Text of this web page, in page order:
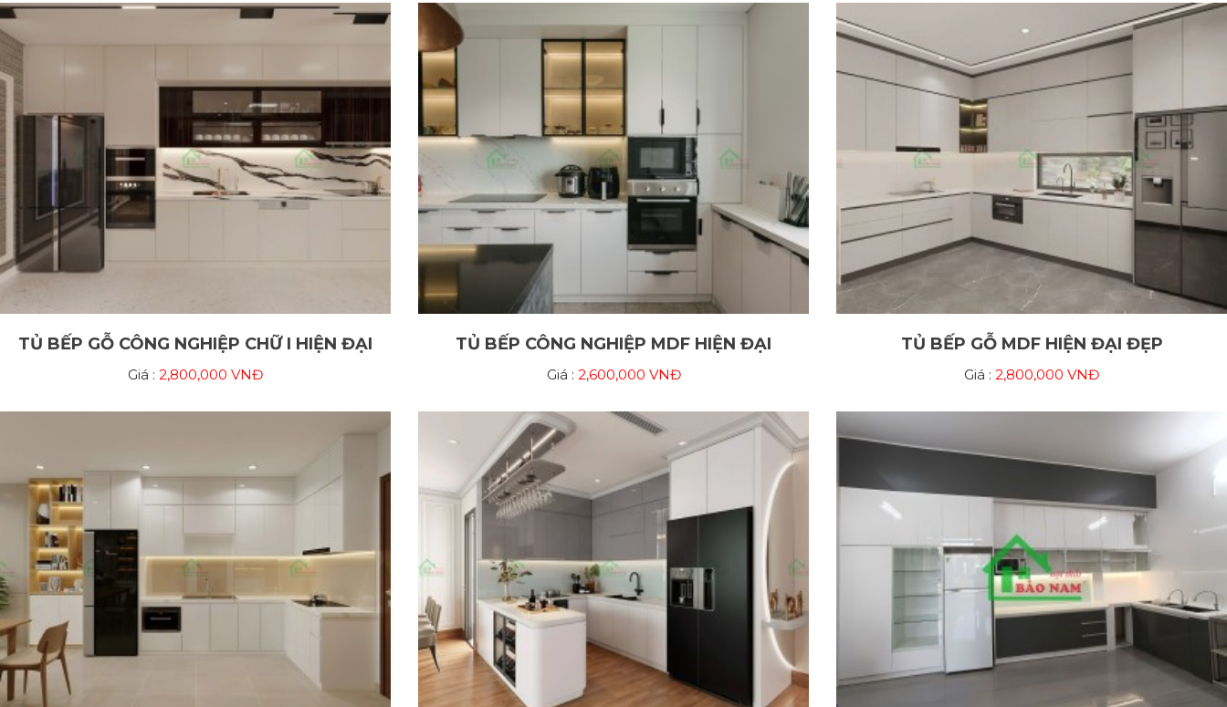
TỦ BẾP GỖ CÔNG NGHIỆP CHỮ I HIỆN ĐẠI
Giá : 2,800,000 VNĐ
TỦ BẾP CÔNG NGHIỆP MDF HIỆN ĐẠI
Giá : 2,600,000 VNĐ
TỦ BẾP GỖ MDF HIỆN ĐẠI ĐẸP
Giá : 2,800,000 VNĐ